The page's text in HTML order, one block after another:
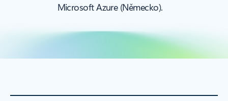
Microsoft Azure (Německo).